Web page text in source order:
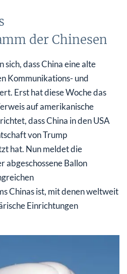
der Chinesen
dass China eine alte
Kommunikations- und
Erst hat diese Woche das
auf amerikanische
dass China in den USA
von Trump
hat. Nun meldet die
abgeschossene Ballon
Chinas ist, mit denen weltweit
Einrichtungen